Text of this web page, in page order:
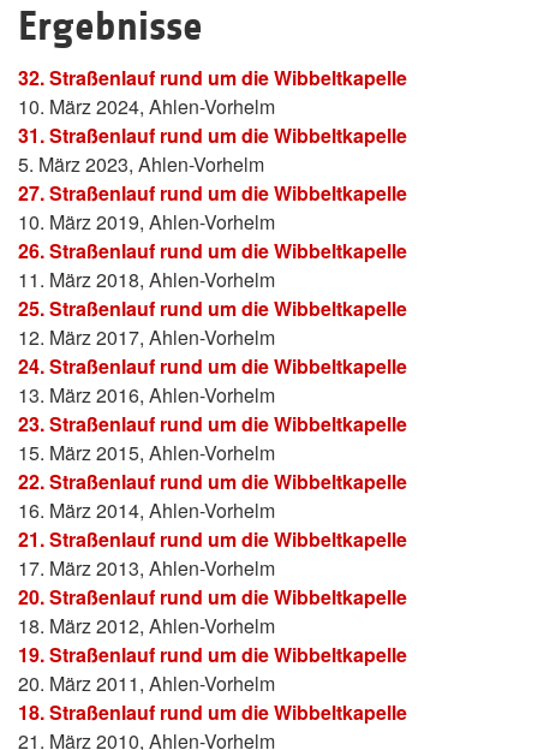
Ergebnisse
32. Straßenlauf rund um die Wibbeltkapelle
10. März 2024, Ahlen-Vorhelm
31. Straßenlauf rund um die Wibbeltkapelle
5. März 2023, Ahlen-Vorhelm
27. Straßenlauf rund um die Wibbeltkapelle
10. März 2019, Ahlen-Vorhelm
26. Straßenlauf rund um die Wibbeltkapelle
11. März 2018, Ahlen-Vorhelm
25. Straßenlauf rund um die Wibbeltkapelle
12. März 2017, Ahlen-Vorhelm
24. Straßenlauf rund um die Wibbeltkapelle
13. März 2016, Ahlen-Vorhelm
23. Straßenlauf rund um die Wibbeltkapelle
15. März 2015, Ahlen-Vorhelm
22. Straßenlauf rund um die Wibbeltkapelle
16. März 2014, Ahlen-Vorhelm
21. Straßenlauf rund um die Wibbeltkapelle
17. März 2013, Ahlen-Vorhelm
20. Straßenlauf rund um die Wibbeltkapelle
18. März 2012, Ahlen-Vorhelm
19. Straßenlauf rund um die Wibbeltkapelle
20. März 2011, Ahlen-Vorhelm
18. Straßenlauf rund um die Wibbeltkapelle
21. März 2010, Ahlen-Vorhelm